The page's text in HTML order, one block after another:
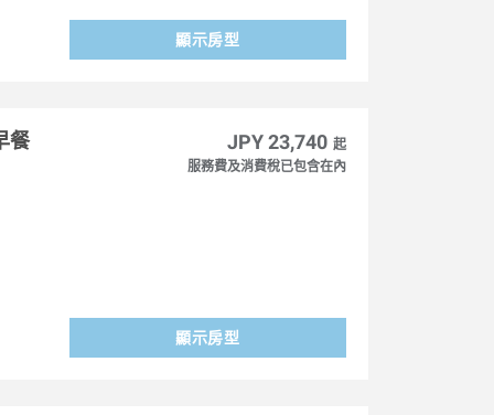
顯示房型
餐 JPY 23,740 起
服務費及消費稅已包含在內
顯示房型